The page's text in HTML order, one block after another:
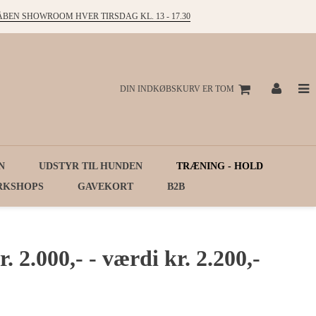
SHOWROOM HVER TIRSDAG KL. 13 - 17.30
DIN INDKØBSKURV ER TOM
UDSTYR TIL HUNDEN
TRÆNING - HOLD
GAVEKORT B2B
2.000,- - værdi kr. 2.200,-